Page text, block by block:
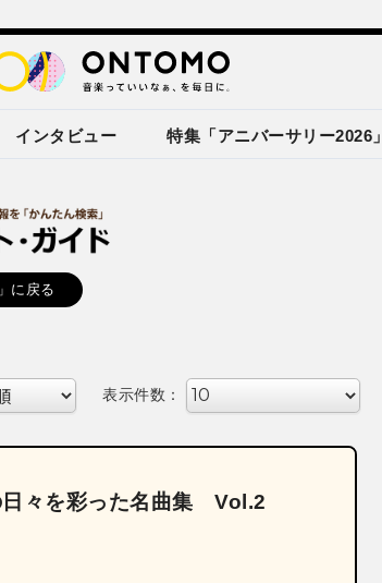
インタビュー 特集「アニバーサリー2026」
に戻る
表示件数：
日々を彩った名曲集 Vol.2